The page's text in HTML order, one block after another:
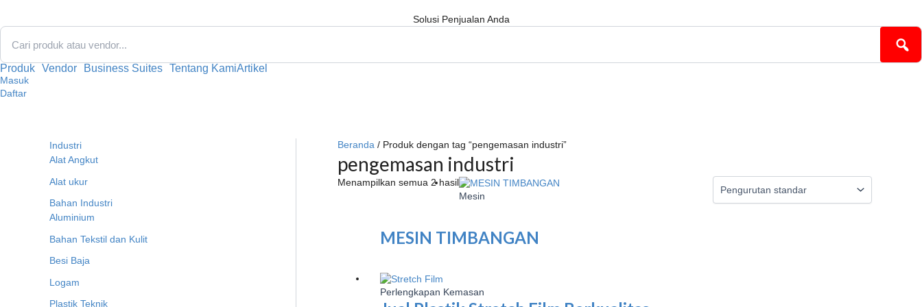
konten
Solusi Penjualan Anda
Produk Vendor Business Suites Tentang KamiArtikel
Masuk
Daftar
Industri
Alat Angkut
Alat ukur
Bahan Industri
Aluminium
Bahan Tekstil dan Kulit
Besi Baja
Logam
Plastik Teknik
Beranda / Produk dengan tag “pengemasan industri”
pengemasan industri
Menampilkan semua 2 hasil
Mesin
MESIN TIMBANGAN
Perlengkapan Kemasan